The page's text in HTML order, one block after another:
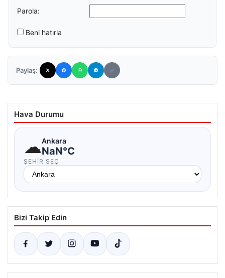
Parola:
Beni hatırla
Paylaş:
Hava Durumu
☁Ankara
NaN°C
ŞEHIR SEÇ
Bizi Takip Edin